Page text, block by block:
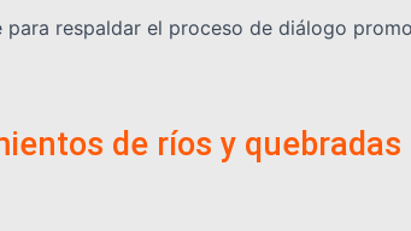
para respaldar el proceso de diálogo
de ríos y quebradas